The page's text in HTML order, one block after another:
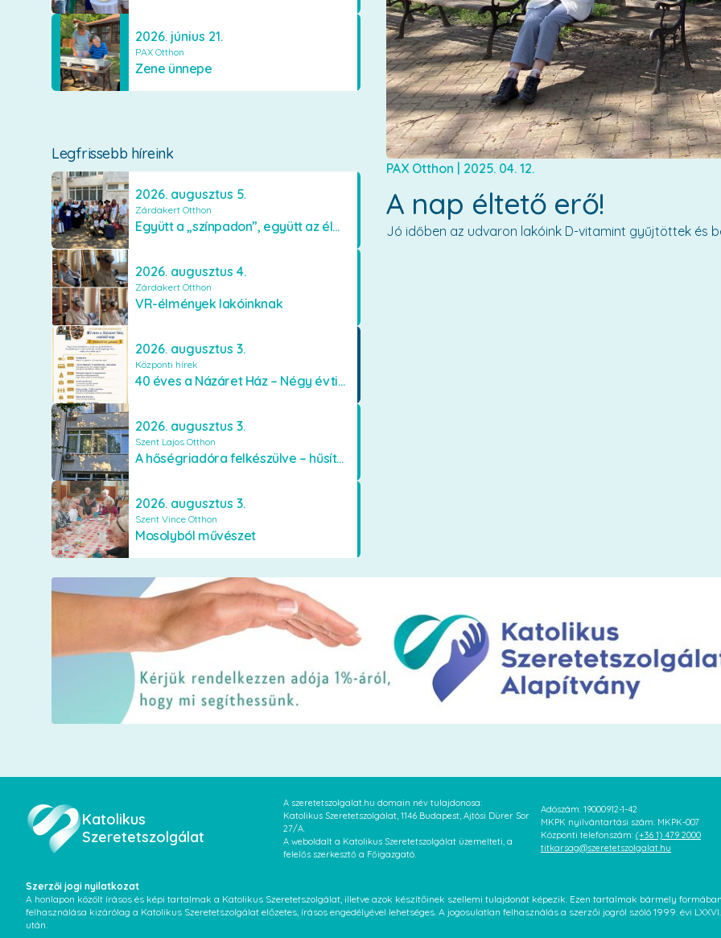
2026. június 21.
PAX Otthon
Zene ünnepe
Legfrissebb híreink
2026. augusztus 5.
Zárdakert Otthon
Együtt a „színpadon”, együtt az élményekért 🎭✨
2026. augusztus 4.
Zárdakert Otthon
VR-élmények lakóinknak
2026. augusztus 3.
Központi hírek
40 éves a Názáret Ház – Négy évtized szeretetben és gondoskodásban
2026. augusztus 3.
Szent Lajos Otthon
A hőségriadóra felkészülve – hűsítő fejlesztések a Szent Lajos Otthonban
2026. augusztus 3.
Szent Vince Otthon
Mosolyból művészet
PAX Otthon | 2025. 04. 12.
A nap éltető erő!
Jó időben az udvaron lakóink D-vitamint gyűjtöttek és
Katolikus
Szeretetszolgálat
A szeretetszolgalat.hu domain név tulajdonosa:
Katolikus Szeretetszolgálat, 1146 Budapest, Ajtósi Dürer Sor
27/A.
A weboldalt a Katolikus Szeretetszolgálat üzemelteti, a
felelős szerkesztő a Főigazgató.
Adószám: 19000912-1-42
MKPK nyilvántartási szám: MKPK-007
Központi telefonszám: (+36 1) 479 2000
titkarsag@szeretetszolgalat.hu
Szerzői jogi nyilatkozat
A honlapon közölt írásos és képi tartalmak a Katolikus Szeretetszolgálat, illetve azok készítőinek szellemi tulajdonát képezik. Ezen tartalmak bármely
felhasználása kizárólag a Katolikus Szeretetszolgálat előzetes, írásos engedélyével lehetséges. A jogosulatlan felhasználás a szerzői jogról szóló 1999. évi
után.